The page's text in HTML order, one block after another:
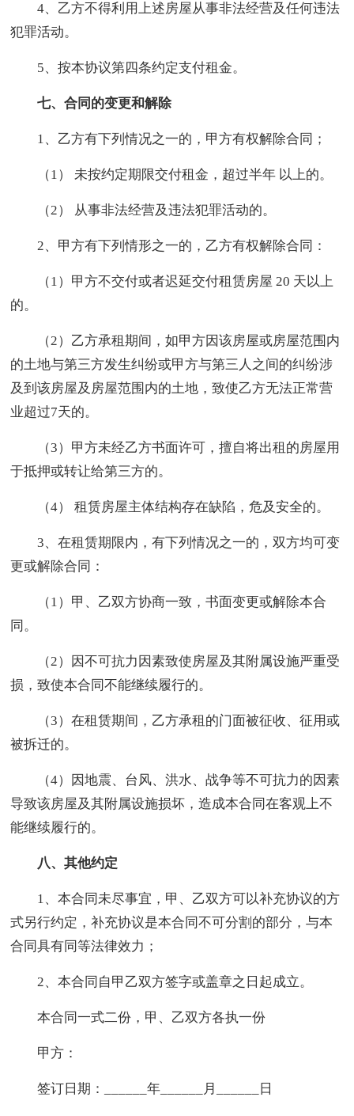
4、乙方不得利用上述房屋从事非法经营及任何违法
犯罪活动。
5、按本协议第四条约定支付租金。
七、合同的变更和解除
1、乙方有下列情况之一的，甲方有权解除合同；
（1） 未按约定期限交付租金，超过半年 以上的。
（2） 从事非法经营及违法犯罪活动的。
2、甲方有下列情形之一的，乙方有权解除合同：
（1）甲方不交付或者迟延交付租赁房屋 20 天以上
的。
（2）乙方承租期间，如甲方因该房屋或房屋范围内
的土地与第三方发生纠纷或甲方与第三人之间的纠纷涉
及到该房屋及房屋范围内的土地，致使乙方无法正常营
业超过7天的。
（3）甲方未经乙方书面许可，擅自将出租的房屋用
于抵押或转让给第三方的。
（4） 租赁房屋主体结构存在缺陷，危及安全的。
3、在租赁期限内，有下列情况之一的，双方均可变
更或解除合同：
（1）甲、乙双方协商一致，书面变更或解除本合
同。
（2）因不可抗力因素致使房屋及其附属设施严重受
损，致使本合同不能继续履行的。
（3）在租赁期间，乙方承租的门面被征收、征用或
被拆迁的。
（4）因地震、台风、洪水、战争等不可抗力的因素
导致该房屋及其附属设施损坏，造成本合同在客观上不
能继续履行的。
八、其他约定
1、本合同未尽事宜，甲、乙双方可以补充协议的方
式另行约定，补充协议是本合同不可分割的部分，与本
合同具有同等法律效力；
2、本合同自甲乙双方签字或盖章之日起成立。
本合同一式二份，甲、乙双方各执一份
甲方：
签订日期：______年______月______日